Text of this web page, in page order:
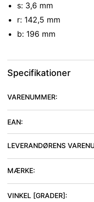
s: 3,6 mm
r: 142,5 mm
b: 196 mm
Specifikationer
VARENUMMER:
EAN:
LEVERANDØRENS
MÆRKE:
VINKEL [GRADER]: